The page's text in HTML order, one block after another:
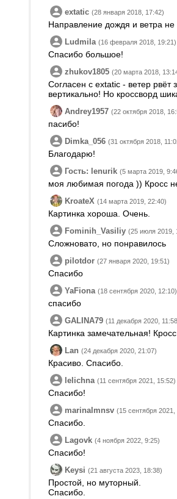
extatic (28 января 2018, 17:42)
Направление дождя и ветра не
Ludmila (16 февраля 2018, 19:21)
Спасибо большое!
zhukov1805 (20 марта 2018,
Согласен с extatic - ветер рвёт
вертикально! Но кроссворд
Andrey1957 (22 октября 2018,
пасибо!
Dimka_056 (31 октября 2018,
Благодарю!
Гость: lenurik (5 марта 2019,
моя любимая погода )) Кросс
KroateX (14 марта 2019, 22:40)
Картинка хороша. Очень.
Fominih_Vasiliy (25 июля 2019,
Сложновато, но понравилось
pilotdor (27 января 2020, 19:51)
Спасибо
YaFiona (18 сентября 2020, 12:10)
спасибо
GALINA79 (11 декабря 2020,
Картинка замечательная!
Lan (24 декабря 2020, 21:07)
Красиво. Спасибо.
lelichna (11 сентября 2021, 15:52)
Спасибо!
marinalmnsv (15 сентября 2021,
Спасибо.
Lagovk (4 ноября 2022, 9:25)
Спасибо!
Keysi (21 августа 2023, 18:38)
Простой, но муторный.
Спасибо.